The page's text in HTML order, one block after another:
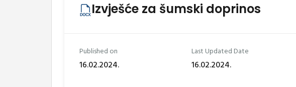
Izvješće za šumski doprinos
Published on
16.02.2024.
Last Updated Date
16.02.2024.